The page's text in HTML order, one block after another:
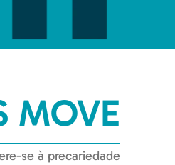
MOVE
se à precariedade